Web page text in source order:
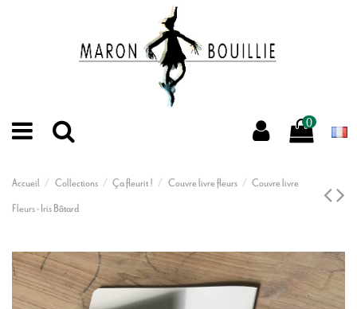
0
Accueil Collections Ça fleurit ! Couvre livre fleurs
Couvre livre
Fleurs - Iris Bâtard